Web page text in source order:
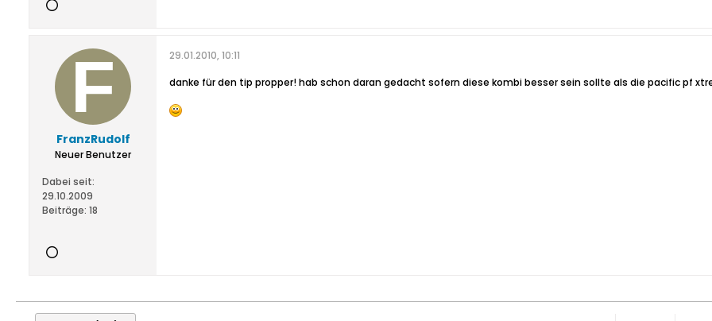
FranzRudolf
Neuer Benutzer
Dabei seit:
29.10.2009
Beiträge: 18
29.01.2010, 10:11
danke für den tip propper! hab schon daran gedacht sofern diese kombi besser sein sollte als die pacific pf